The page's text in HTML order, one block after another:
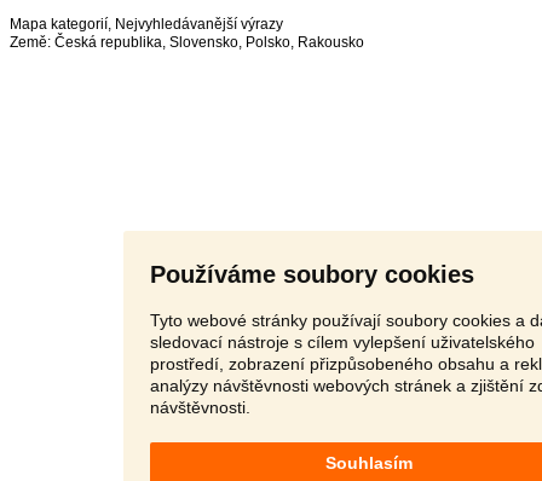
Používáme soubory cookies
Tyto webové stránky používají soubory cookies a
sledovací nástroje s cílem vylepšení uživatelského
prostředí, zobrazení přizpůsobeného obsahu a
analýzy návštěvnosti webových stránek a zjištění
návštěvnosti.
Souhlasím
Mapa kategorií, Nejvyhledávanější výrazy
Země: Česká republika, Slovensko, Polsko, Rakousko